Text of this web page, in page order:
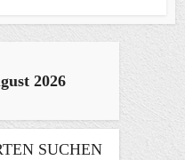
2026
SUCHEN